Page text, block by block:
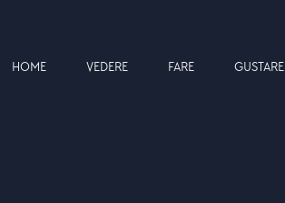
HOME VEDERE FARE GUSTARE